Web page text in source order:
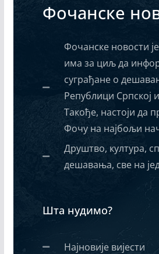
Фочанске
Фочанске новости
има за циљ да
суграђане о
Републици Српској и
Такође, настоји да
Фочу на најбољи
Друштво, култура,
дешавања, све на
Шта нудимо?
Најновије вијести